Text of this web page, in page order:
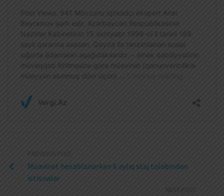
PREVIOUS POST
Müavinət hesablanarkən 6 aylıq staj tələbindən
istisnalar
NEXT POST